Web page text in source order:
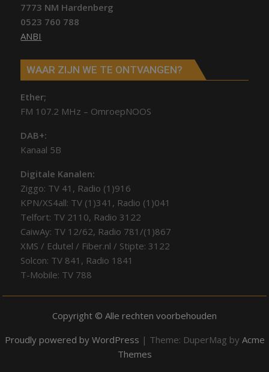
7773 NM Hardenberg
0523 760 788
ANBI
WAAR ZIJN WE TE ONTVANGEN?
Ether;
FM 107.2 MHz – OmroepNOOS
DAB+:
Kanaal 5B
Digitale Kanalen:
Ziggo: TV 41, Radio (1)916
KPN/XS4all: TV (1)341, Radio (1)041
Telfort: TV 2110, Radio 3122
CaiwAy: TV 12/62, Radio 781/(1)867
XMS / Edutel / Fiber.nl / Stipte: 3122
Solcon: TV 841, Radio 1841
T-Mobile: TV 788
Copyright © Alle rechten voorbehouden
Proudly powered by WordPress | Theme: DuperMag by Acme
Themes